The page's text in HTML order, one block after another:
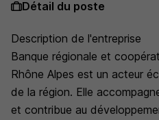
Détail du poste
Description de l'entreprise
Banque régionale et
Rhône Alpes est un acteur
de la région. Elle
et contribue au